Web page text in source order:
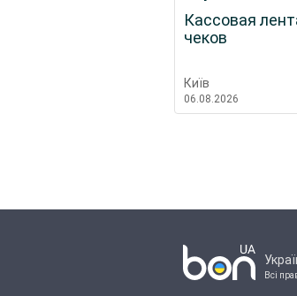
Кассовая
чеков
Київ
06.08.2026
Всі